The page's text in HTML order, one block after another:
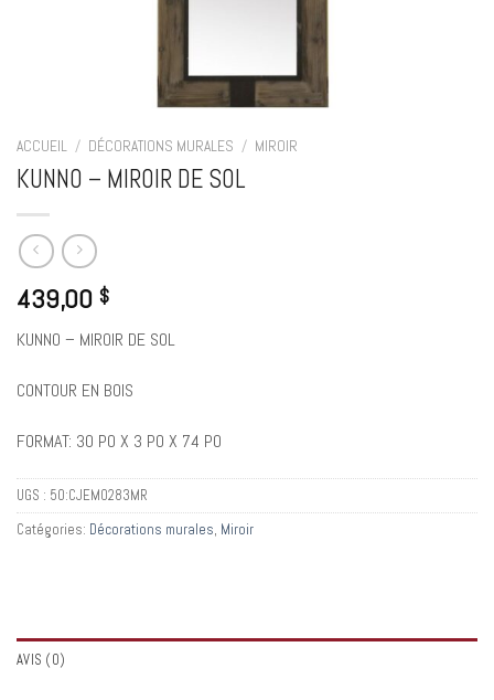
ACCUEIL / DÉCORATIONS MURALES / MIROIR
KUNNO – MIROIR DE SOL
439,00 $
KUNNO – MIROIR DE SOL
CONTOUR EN BOIS
FORMAT: 30 PO X 3 PO X 74 PO
UGS : 50:CJEM0283MR
Catégories: Décorations murales, Miroir
AVIS (0)